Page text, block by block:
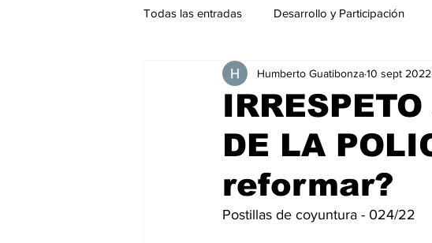
Todas las entradas Desarrollo y Participación
Seguridad Ciudadana
DE LA
reformar?
Humberto Guatibonza10 sept 2022
Postillas de coyuntura - 024/22